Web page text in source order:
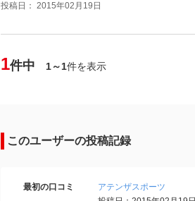
投稿日： 2015年02月19日
1件中 1～1件を表示
このユーザーの投稿記録
最初の口コミ
アテンザスポーツ